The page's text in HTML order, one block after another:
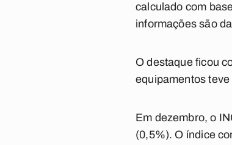
calculado com
informações são
O destaque ficou
equipamentos
Em dezembro, o
(0,5%). O índice